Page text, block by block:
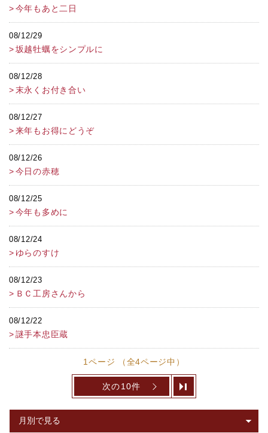
今年もあと二日
08/12/29
坂越牡蠣をシンプルに
08/12/28
末永くお付き合い
08/12/27
来年もお得にどうぞ
08/12/26
今日の赤穂
08/12/25
今年も多めに
08/12/24
ゆらのすけ
08/12/23
ＢＣ工房さんから
08/12/22
謎手本忠臣蔵
1ページ （全4ページ中）
次の10件